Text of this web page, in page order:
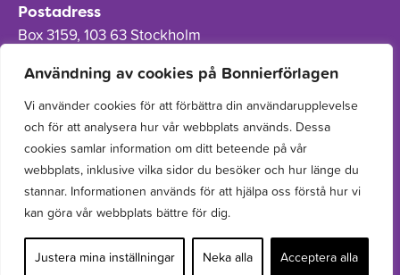
Användning av cookies på Bonnierförlagen
Vi använder cookies för att förbättra din användarupplevelse
och för att analysera hur vår webbplats används. Dessa
cookies samlar information om ditt beteende på vår
webbplats, inklusive vilka sidor du besöker och hur länge du
stannar. Informationen används för att hjälpa oss förstå hur vi
kan göra vår webbplats bättre för dig.
Justera mina inställningar Neka alla Acceptera alla
Postadress
Box 3159, 103 63 Stockholm
Om Bonnierförlagen
Cookies
Integritetspolicy